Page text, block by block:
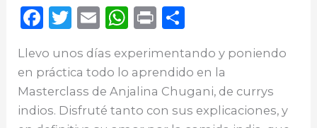
F
c
e
b
T
it
te
r
E
ai
l
W
a
ts
A
P
n
t
m
p
ar
Llevo unos días experimentando y poniendo
en práctica todo lo aprendido en la
Masterclass de Anjalina Chugani, de currys
indios. Disfruté tanto con sus explicaciones, y